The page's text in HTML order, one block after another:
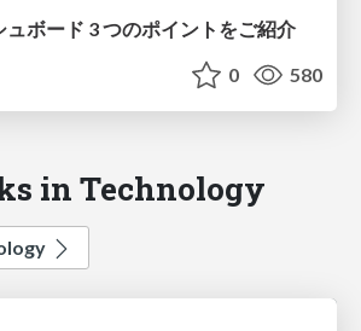
ボード 3 つのポイントをご紹介
0 580
in Technology